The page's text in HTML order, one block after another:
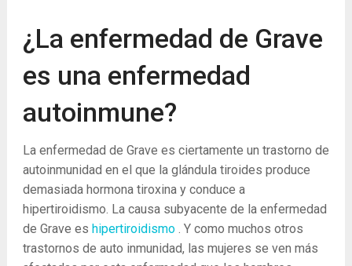
¿La enfermedad de Grave
es una enfermedad
autoinmune?
La enfermedad de Grave es ciertamente un trastorno de
autoinmunidad en el que la glándula tiroides produce
demasiada hormona tiroxina y conduce a
hipertiroidismo. La causa subyacente de la enfermedad
de Grave es hipertiroidismo . Y como muchos otros
trastornos de auto inmunidad, las mujeres se ven más